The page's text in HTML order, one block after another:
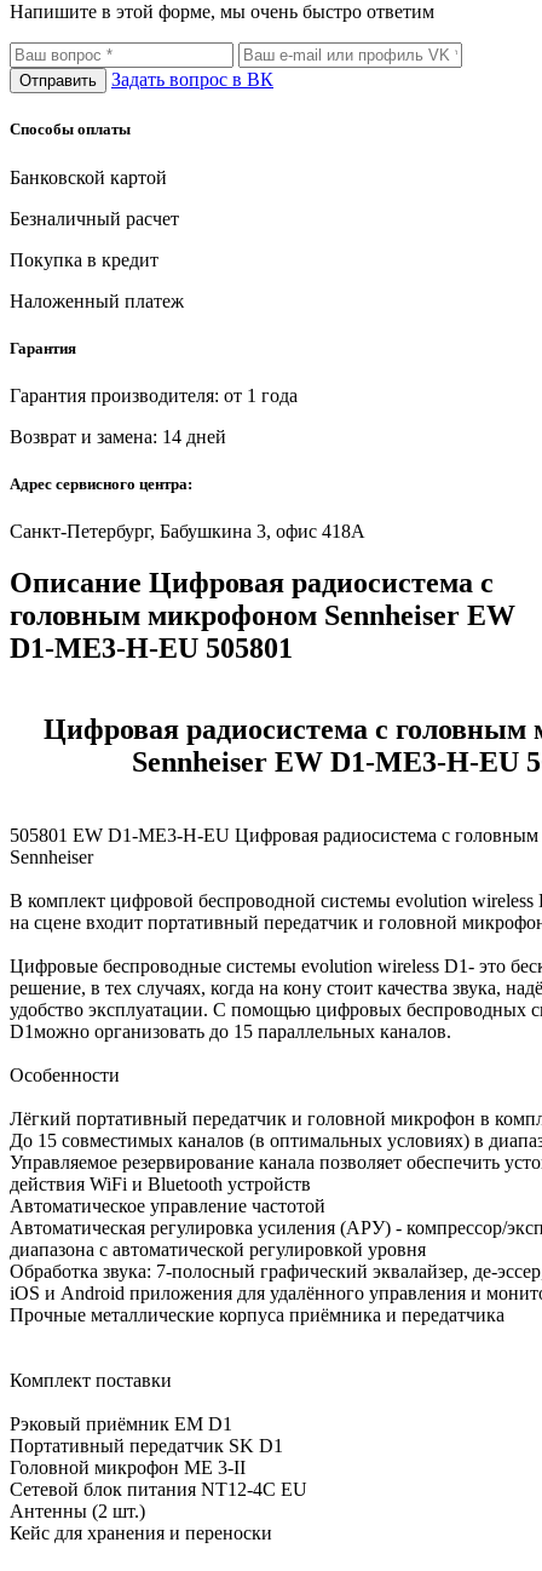
Напишите в этой форме, мы очень быстро ответим
Отправить Задать вопрос в ВК
Способы оплаты
Банковской картой
Безналичный расчет
Покупка в кредит
Наложенный платеж
Гарантия
Гарантия производителя: от 1 года
Возврат и замена: 14 дней
Адрес сервисного центра:
Санкт-Петербург, Бабушкина 3, офис 418А
Описание Цифровая радиосистема с
головным микрофоном Sennheiser EW
D1-ME3-H-EU 505801
Цифровая радиосистема с
Sennheiser EW D1-ME3-H-EU
505801 EW D1-ME3-H-EU Цифровая радиосистема с
Sennheiser
В комплект цифровой беспроводной системы evolution
на сцене входит портативный передатчик и головной
Цифровые беспроводные системы evolution wireless D1- это
решение, в тех случаях, когда на кону стоит качества звука,
удобство эксплуатации. С помощью цифровых беспроводных
D1можно организовать до 15 параллельных каналов.
Особенности
Лёгкий портативный передатчик и головной микрофон в
До 15 совместимых каналов (в оптимальных условиях) в
Управляемое резервирование канала позволяет обеспечить
действия WiFi и Bluetooth устройств
Автоматическое управление частотой
Автоматическая регулировка усиления (АРУ) - компрессор/
диапазона с автоматической регулировкой уровня
Обработка звука: 7-полосный графический эквалайзер, де-
iOS и Android приложения для удалённого управления и
Прочные металлические корпуса приёмника и передатчика
Комплект поставки
Рэковый приёмник EM D1
Портативный передатчик SK D1
Головной микрофон ME 3-II
Сетевой блок питания NT12-4C EU
Антенны (2 шт.)
Кейс для хранения и переноски